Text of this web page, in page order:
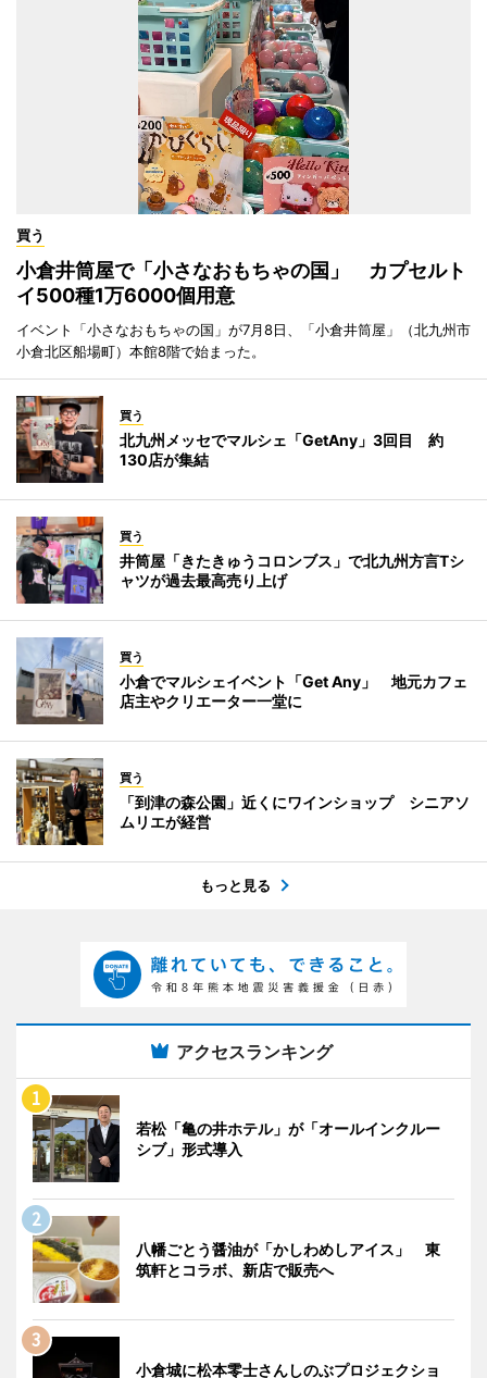
買う
小倉井筒屋で「小さなおもちゃの国」 カプセルト
イ500種1万6000個用意
イベント「小さなおもちゃの国」が7月8日、「小倉井筒屋」（北九州市
小倉北区船場町）本館8階で始まった。
買う
北九州メッセでマルシェ「GetAny」3回目 約
130店が集結
買う
井筒屋「きたきゅうコロンブス」で北九州方言Tシ
ャツが過去最高売り上げ
買う
小倉でマルシェイベント「Get Any」 地元カフェ
店主やクリエーター一堂に
買う
「到津の森公園」近くにワインショップ シニアソ
ムリエが経営
もっと見る
アクセスランキング
若松「亀の井ホテル」が「オールインクルー
シブ」形式導入
八幡ごとう醤油が「かしわめしアイス」 東
筑軒とコラボ、新店で販売へ
小倉城に松本零士さんしのぶプロジェクショ